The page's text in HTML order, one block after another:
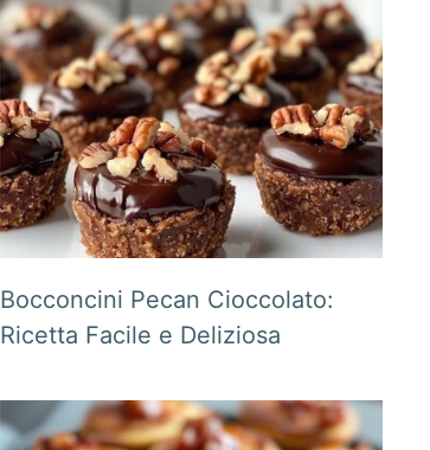
Bocconcini Pecan Cioccolato:
Ricetta Facile e Deliziosa